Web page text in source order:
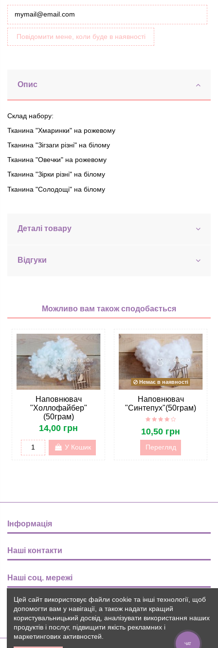
Повідомити мене, коли буде в наявності
Опис
Склад набору:
Тканина "Хмаринки" на рожевому
Тканина "Зігзаги різні" на білому
Тканина "Овечки" на рожевому
Тканина "Зірки різні" на білому
Тканина "Солодощі" на білому
Деталі товару
Відгуки
Можливо вам також сподобається
Наповнювач
"Холлофайбер"
(50грам)
14,00 грн
У Кошик
Немає в наявності
Наповнювач
"Синтепух"(50грам)
10,50 грн
Перегляд
Інформація
Наші контакти
Наші соц. мережі
Розсилка
Цей сайт використовує файли cookie та інші технології, щоб
допомогти вам у навігації, а також надати кращий
користувальницький досвід, аналізувати використання наших
продуктів і послуг, підвищити якість рекламних і
маркетингових активностей.
ЧАТ